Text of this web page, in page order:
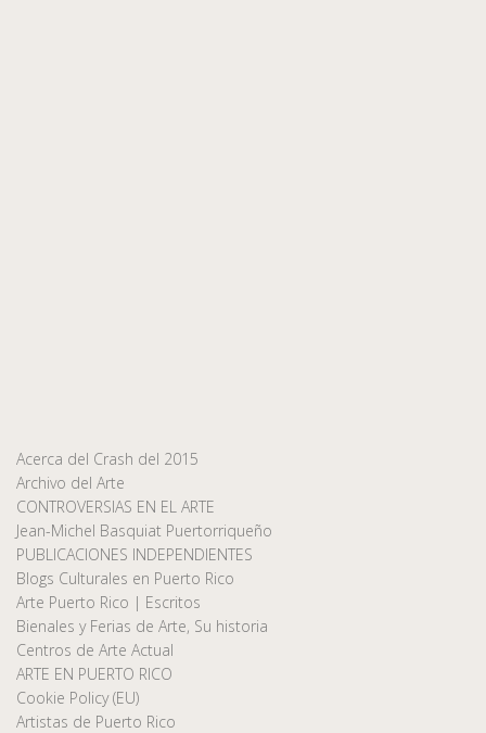
Acerca del Crash del 2015
Archivo del Arte
CONTROVERSIAS EN EL ARTE
Jean-Michel Basquiat Puertorriqueño
PUBLICACIONES INDEPENDIENTES
Blogs Culturales en Puerto Rico
Arte Puerto Rico | Escritos
Bienales y Ferias de Arte, Su historia
Centros de Arte Actual
ARTE EN PUERTO RICO
Cookie Policy (EU)
Artistas de Puerto Rico